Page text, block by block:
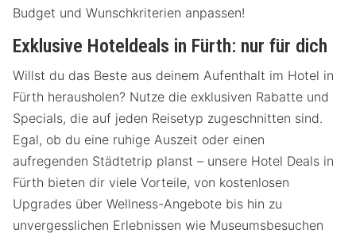
Budget und Wunschkriterien anpassen!
Exklusive Hoteldeals in Fürth: nur für dich
Willst du das Beste aus deinem Aufenthalt im Hotel in
Fürth herausholen? Nutze die exklusiven Rabatte und
Specials, die auf jeden Reisetyp zugeschnitten sind.
Egal, ob du eine ruhige Auszeit oder einen
aufregenden Städtetrip planst – unsere Hotel Deals in
Fürth bieten dir viele Vorteile, von kostenlosen
Upgrades über Wellness-Angebote bis hin zu
unvergesslichen Erlebnissen wie Museumsbesuchen